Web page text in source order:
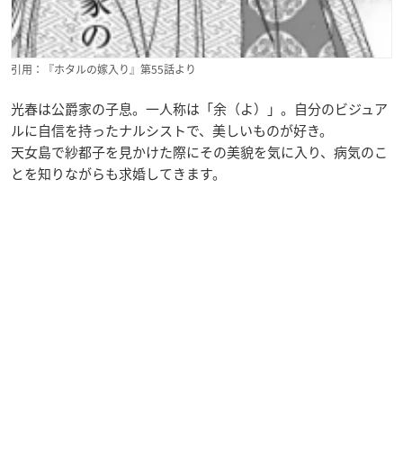
引用：『ホタルの嫁入り』第55話より
光春は公爵家の子息。一人称は「余（よ）」。自分のビジュア
ルに自信を持ったナルシストで、美しいものが好き。
天女島で紗都子を見かけた際にその美貌を気に入り、病気のこ
とを知りながらも求婚してきます。